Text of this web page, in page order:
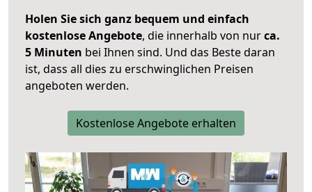
Holen Sie sich ganz bequem und einfach
kostenlose Angebote, die innerhalb von nurca.
5 Minuten bei Ihnen sind. Und das Beste daran
ist, dass all dies zu erschwinglichen Preisen
angeboten werden.
Kostenlose Angebote erhalten